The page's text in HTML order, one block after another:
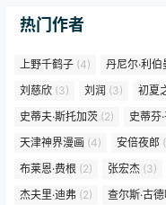
热门作者
上野千鹤子 (4) 丹尼尔·利伯
刘慈欣 (3) 刘润 (3) 初夏
史蒂夫·斯托加茨 (2) 史蒂芬
天津神界漫画 (4) 安倍夜郎
布莱恩·费根 (2) 张宏杰 (3)
杰夫里·迪弗 (2) 查尔斯·古